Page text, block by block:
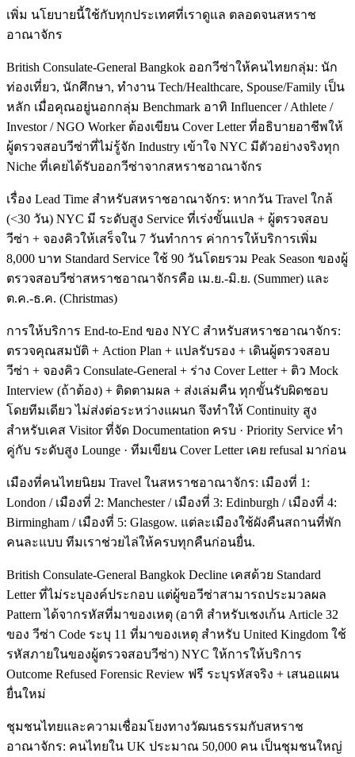
เพิ่ม นโยบายนี้ใช้กับทุกประเทศที่เราดูแล ตลอดจนสหราช
อาณาจักร
British Consulate-General Bangkok ออกวีซ่าให้คนไทยกลุ่ม: นัก
ท่องเที่ยว, นักศึกษา, ทำงาน Tech/Healthcare, Spouse/Family เป็น
หลัก เมื่อคุณอยู่นอกกลุ่ม Benchmark อาทิ Influencer / Athlete /
Investor / NGO Worker ต้องเขียน Cover Letter ที่อธิบายอาชีพให้
ผู้ตรวจสอบวีซ่าที่ไม่รู้จัก Industry เข้าใจ NYC มีตัวอย่างจริงทุก
Niche ที่เคยได้รับออกวีซ่าจากสหราชอาณาจักร
เรื่อง Lead Time สำหรับสหราชอาณาจักร: หากวัน Travel ใกล้
(<30 วัน) NYC มี ระดับสูง Service ที่เร่งขั้นแปล + ผู้ตรวจสอบ
วีซ่า + จองคิวให้เสร็จใน 7 วันทำการ ค่าการให้บริการเพิ่ม
8,000 บาท Standard Service ใช้ 90 วันโดยรวม Peak Season ของผู้
ตรวจสอบวีซ่าสหราชอาณาจักรคือ เม.ย.-มิ.ย. (Summer) และ
ต.ค.-ธ.ค. (Christmas)
การให้บริการ End-to-End ของ NYC สำหรับสหราชอาณาจักร:
ตรวจคุณสมบัติ + Action Plan + แปลรับรอง + เดินผู้ตรวจสอบ
วีซ่า + จองคิว Consulate-General + ร่าง Cover Letter + ติว Mock
Interview (ถ้าต้อง) + ติดตามผล + ส่งเล่มคืน ทุกขั้นรับผิดชอบ
โดยทีมเดียว ไม่ส่งต่อระหว่างแผนก จึงทำให้ Continuity สูง
สำหรับเคส Visitor ที่จัด Documentation ครบ · Priority Service ทำ
คู่กับ ระดับสูง Lounge · ทีมเขียน Cover Letter เคย refusal มาก่อน
เมืองที่คนไทยนิยม Travel ในสหราชอาณาจักร: เมืองที่ 1:
London / เมืองที่ 2: Manchester / เมืองที่ 3: Edinburgh / เมืองที่ 4:
Birmingham / เมืองที่ 5: Glasgow. แต่ละเมืองใช้ผังคืนสถานที่พัก
คนละแบบ ทีมเราช่วยไล่ให้ครบทุกคืนก่อนยื่น.
British Consulate-General Bangkok Decline เคสด้วย Standard
Letter ที่ไม่ระบุองค์ประกอบ แต่ผู้ขอวีซ่าสามารถประมวลผล
Pattern ได้จากรหัสที่มาของเหตุ (อาทิ สำหรับเชงเก้น Article 32
ของ วีซ่า Code ระบุ 11 ที่มาของเหตุ สำหรับ United Kingdom ใช้
รหัสภายในของผู้ตรวจสอบวีซ่า) NYC ให้การให้บริการ
Outcome Refused Forensic Review ฟรี ระบุรหัสจริง + เสนอแผน
ยื่นใหม่
ชุมชนไทยและความเชื่อมโยงทางวัฒนธรรมกับสหราช
อาณาจักร: คนไทยใน UK ประมาณ 50,000 คน เป็นชุมชนใหญ่